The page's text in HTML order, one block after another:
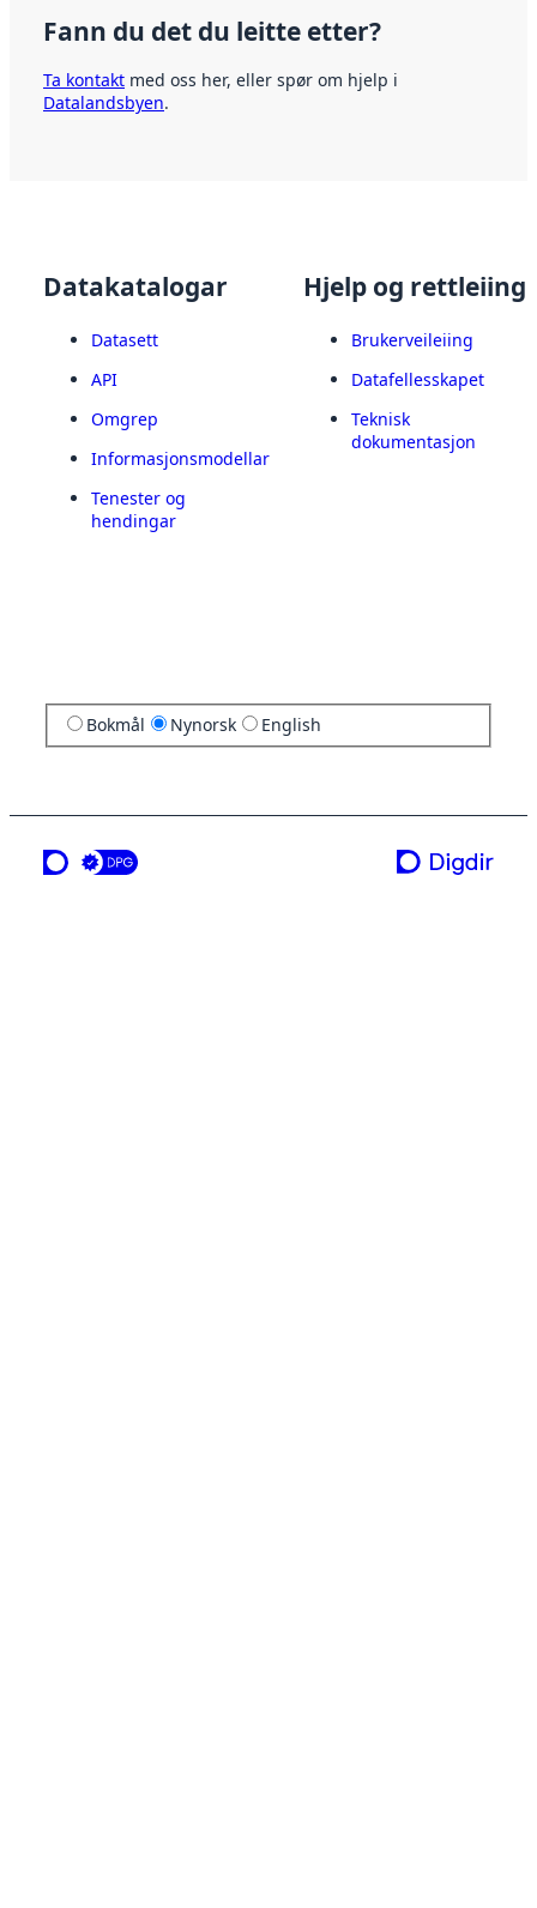
Fann du det du leitte etter?
Ta kontakt med oss her, eller spør om hjelp i
Datalandsbyen.
Datakatalogar
Datasett
API
Omgrep
Informasjonsmodellar
Tenester og
hendingar
Hjelp og rettleiing
Brukerveileiing
Datafellesskapet
Teknisk
dokumentasjon
Bokmål Nynorsk English